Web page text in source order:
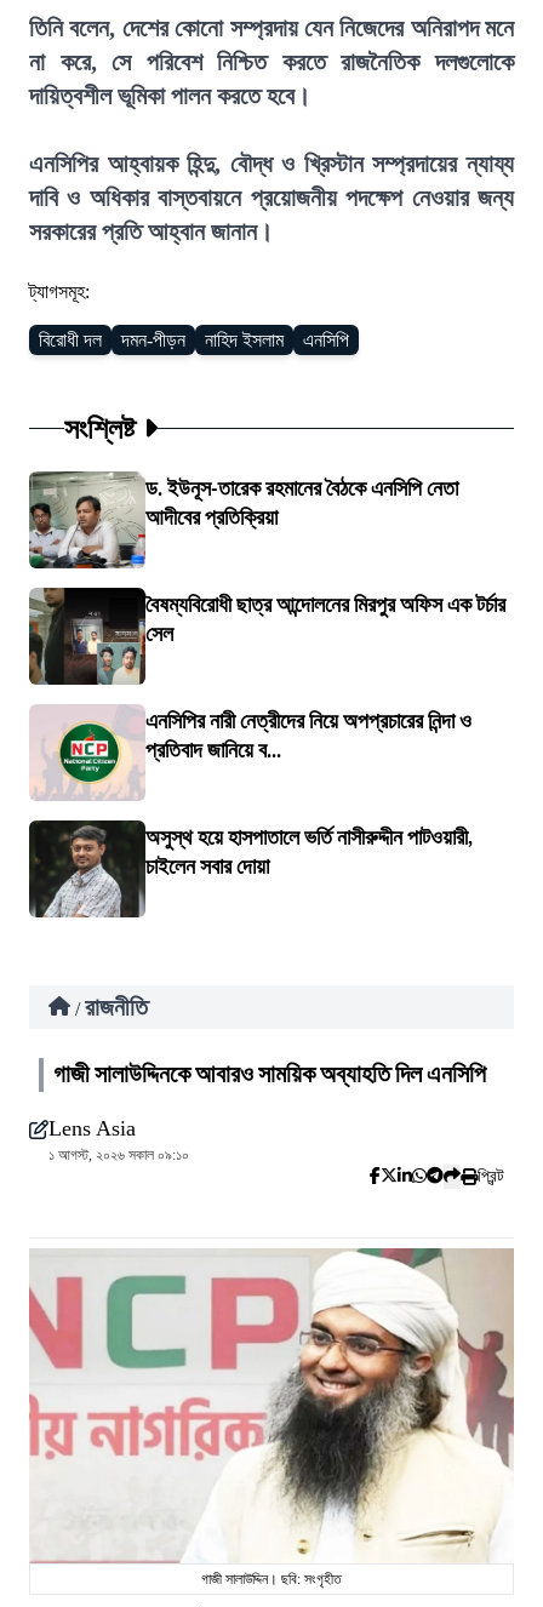
তিনি বলেন, দেশের কোনো সম্প্রদায় যেন নিজেদের অনিরাপদ মনে
না করে, সে পরিবেশ নিশ্চিত করতে রাজনৈতিক দলগুলোকে
দায়িত্বশীল ভূমিকা পালন করতে হবে।
এনসিপির আহ্বায়ক হিন্দু, বৌদ্ধ ও খ্রিস্টান সম্প্রদায়ের ন্যায্য
দাবি ও অধিকার বাস্তবায়নে প্রয়োজনীয় পদক্ষেপ নেওয়ার জন্য
সরকারের প্রতি আহ্বান জানান।
ট্যাগসমূহ:
বিরোধী দল দমন-পীড়ন নাহিদ ইসলাম এনসিপি
সংশ্লিষ্ট
ড. ইউনূস-তারেক রহমানের বৈঠকে এনসিপি নেতা
আদীবের প্রতিক্রিয়া
বৈষম্যবিরোধী ছাত্র আন্দোলনের মিরপুর অফিস এক টর্চার
সেল
এনসিপির নারী নেত্রীদের নিয়ে অপপ্রচারের নিন্দা ও
প্রতিবাদ জানিয়ে ব...
অসুস্থ হয়ে হাসপাতালে ভর্তি নাসীরুদ্দীন পাটওয়ারী,
চাইলেন সবার দোয়া
/ রাজনীতি
গাজী সালাউদ্দিনকে আবারও সাময়িক অব্যাহতি দিল এনসিপি
Lens Asia
১ আগস্ট, ২০২৬ সকাল ০৯:১০
প্রিন্ট
গাজী সালাউদ্দিন। ছবি: সংগৃহীত